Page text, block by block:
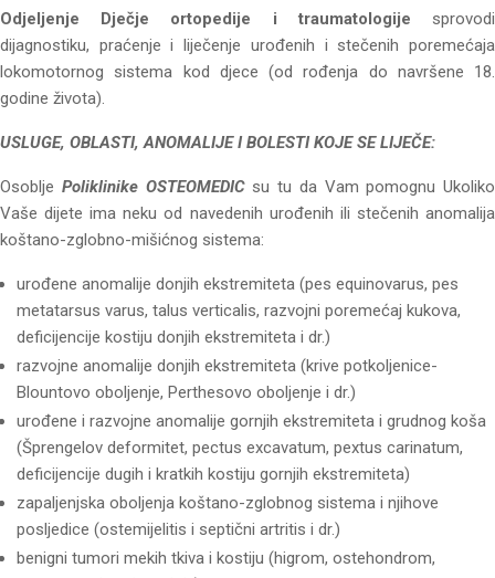
Odjeljenje Dječje ortopedije i traumatologije sprovodi
dijagnostiku, praćenje i liječenje urođenih i stečenih poremećaja
lokomotornog sistema kod djece (od rođenja do navršene 18.
godine života).
USLUGE, OBLASTI, ANOMALIJE I BOLESTI KOJE SE LIJEČE:
Osoblje Poliklinike OSTEOMEDICsu tu da Vam pomognu Ukoliko
Vaše dijete ima neku od navedenih urođenih ili stečenih anomalija
koštano-zglobno-mišićnog sistema:
urođene anomalije donjih ekstremiteta (pes equinovarus, pes
metatarsus varus, talus verticalis, razvojni poremećaj kukova,
deficijencije kostiju donjih ekstremiteta i dr.)
razvojne anomalije donjih ekstremiteta (krive potkoljenice-
Blountovo oboljenje, Perthesovo oboljenje i dr.)
urođene i razvojne anomalije gornjih ekstremiteta i grudnog koša
(Šprengelov deformitet, pectus excavatum, pextus carinatum,
deficijencije dugih i kratkih kostiju gornjih ekstremiteta)
zapaljenjska oboljenja koštano-zglobnog sistema i njihove
posljedice (ostemijelitis i septični artritis i dr.)
benigni tumori mekih tkiva i kostiju (higrom, ostehondrom,